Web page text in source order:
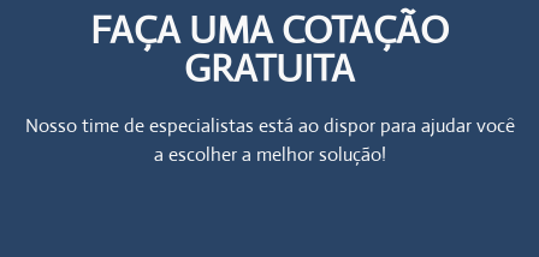
FAÇA UMA COTAÇÃO
GRATUITA
Nosso time de especialistas está ao dispor para ajudar você
a escolher a melhor solução!